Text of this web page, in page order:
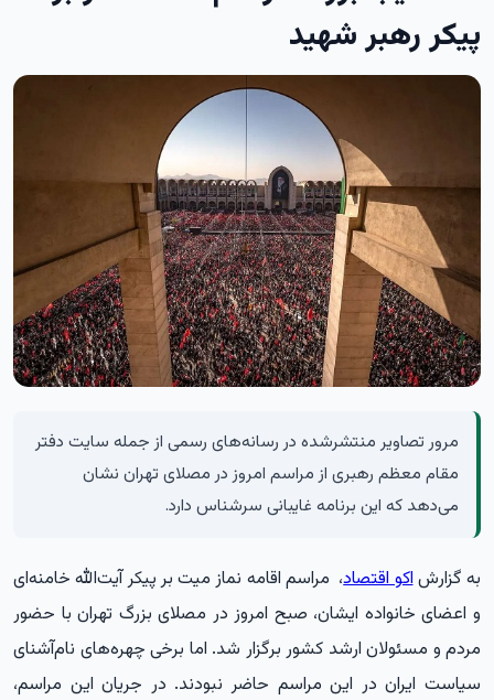
پیکر رهبر شهید
مرور تصاویر منتشرشده در رسانه‌های رسمی از جمله سایت دفتر
مقام معظم رهبری از مراسم امروز در مصلای تهران نشان
می‌دهد که این برنامه غایبانی سرشناس دارد.
به گزارشاکو اقتصاد، مراسم اقامه نماز میت بر پیکر آیت‌الله خامنه‌ای
و اعضای خانواده ایشان، صبح امروز در مصلای بزرگ تهران با حضور
مردم و مسئولان ارشد کشور برگزار شد. اما برخی چهره‌های نام‌آشنای
سیاست ایران در این مراسم حاضر نبودند. در جریان این مراسم،